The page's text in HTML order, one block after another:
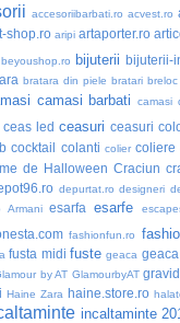
accesoriibarbati.ro acvest.ro
shop.ro aripi artaporter.ro
beyoushop.ro bijuterii bijuterii-
bratara din piele bratari breloc
camasi barbati camasi
ceas led ceasuri ceasuri
cocktail colanti colier coliere
de Halloween Craciun
depurtat.ro designeri
Armani esarfa esarfe
fashionfun.ro
fusta midi fuste geaca
by AT GlamourbyAT
Haine Zara haine.store.ro
incaltaminte